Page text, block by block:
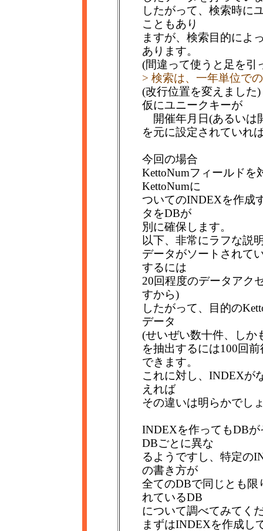
したがって、検索時に
こともあり
ますが、検索目的によ
あります。
(間違って使うと足を引
> 検索は、一年単位で
(改行位置を変えまし
仮にユニークキーが
開催年月日(あるいは
を元に設定されていれ
今回の場合
KettoNumフィールドを
KettoNumに
ついてのINDEXを作成
タをDBが
別に確保します。
以下、非常にラフな説
データがソートされて
するには
20回程度のデータアク
すから)
したがって、目的の
データ
(せいぜい数十件、しか
を抽出するには100回
できます。
これに対し、INDEXが
えれば
その違いは明らかでし
INDEXを作ってもDB
DBごとに異な
るようですし、特定の
の書き方が
全てのDBで同じとも限
れているDB
について調べてみてく
まずはINDEXを作成し